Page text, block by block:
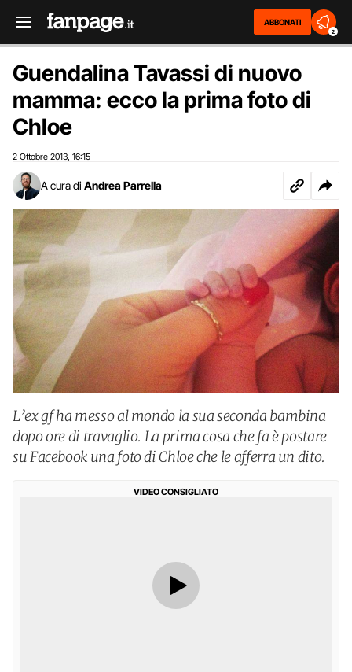
ABBONATI
2
Guendalina Tavassi di nuovo
mamma: ecco la prima foto di
Chloe
2 Ottobre 2013 16:15
A cura di Andrea Parrella
L’ex gf ha messo al mondo la sua seconda bambina
dopo ore di travaglio. La prima cosa che fa è postare
su Facebook una foto di Chloe che le afferra un dito.
VIDEO CONSIGLIATO